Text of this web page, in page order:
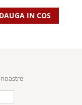
IN COS